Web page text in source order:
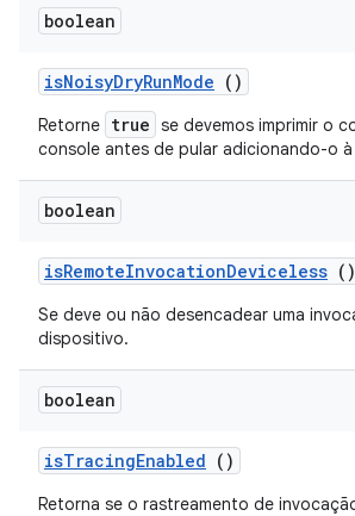
boolean
isNoisyDryRunMode ()
Retorne true se devemos imprimir o
console antes de pular adicionando-o à
boolean
isRemoteInvocationDeviceless ()
Se deve ou não desencadear uma
dispositivo.
boolean
isTracingEnabled ()
Retorna se o rastreamento de